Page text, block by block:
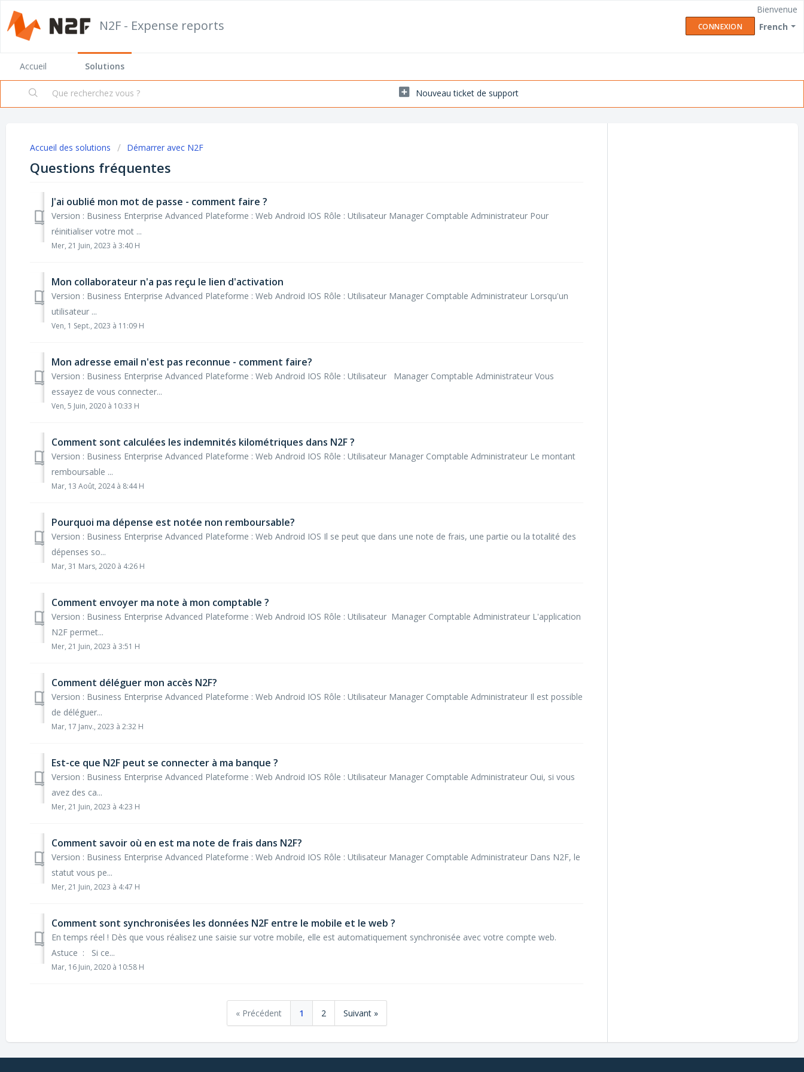
N2F - Expense reports French
Bienvenue
CONNEXION
Accueil Solutions
Nouveau ticket de support
Accueil des solutions Démarrer avec N2F
Questions fréquentes
J'ai oublié mon mot de passe - comment faire ?
Version : Business Enterprise Advanced Plateforme : Web Android IOS Rôle : Utilisateur Manager Comptable Administrateur Pour
réinitialiser votre mot ...
Mer, 21 Juin, 2023 à 3:40 H
Mon collaborateur n'a pas reçu le lien d'activation
Version : Business Enterprise Advanced Plateforme : Web Android IOS Rôle : Utilisateur Manager Comptable Administrateur Lorsqu'un
utilisateur ...
Ven, 1 Sept., 2023 à 11:09 H
Mon adresse email n'est pas reconnue - comment faire?
Version : Business Enterprise Advanced Plateforme : Web Android IOS Rôle : Utilisateur Manager Comptable Administrateur Vous
essayez de vous connecter...
Ven, 5 Juin, 2020 à 10:33 H
Comment sont calculées les indemnités kilométriques dans N2F ?
Version : Business Enterprise Advanced Plateforme : Web Android IOS Rôle : Utilisateur Manager Comptable Administrateur Le montant
remboursable ...
Mar, 13 Août, 2024 à 8:44 H
Pourquoi ma dépense est notée non remboursable?
Version : Business Enterprise Advanced Plateforme : Web Android IOS Il se peut que dans une note de frais, une partie ou la totalité des
dépenses so...
Mar, 31 Mars, 2020 à 4:26 H
Comment envoyer ma note à mon comptable ?
Version : Business Enterprise Advanced Plateforme : Web Android IOS Rôle : Utilisateur Manager Comptable Administrateur L'application
N2F permet...
Mer, 21 Juin, 2023 à 3:51 H
Comment déléguer mon accès N2F?
Version : Business Enterprise Advanced Plateforme : Web Android IOS Rôle : Utilisateur Manager Comptable Administrateur Il est possible
de déléguer...
Mar, 17 Janv., 2023 à 2:32 H
Est-ce que N2F peut se connecter à ma banque ?
Version : Business Enterprise Advanced Plateforme : Web Android IOS Rôle : Utilisateur Manager Comptable Administrateur Oui, si vous
avez des ca...
Mer, 21 Juin, 2023 à 4:23 H
Comment savoir où en est ma note de frais dans N2F?
Version : Business Enterprise Advanced Plateforme : Web Android IOS Rôle : Utilisateur Manager Comptable Administrateur Dans N2F, le
statut vous pe...
Mer, 21 Juin, 2023 à 4:47 H
Comment sont synchronisées les données N2F entre le mobile et le web ?
En temps réel ! Dès que vous réalisez une saisie sur votre mobile, elle est automatiquement synchronisée avec votre compte web.
Astuce : Si ce...
Mar, 16 Juin, 2020 à 10:58 H
« Précédent 1 2 Suivant »